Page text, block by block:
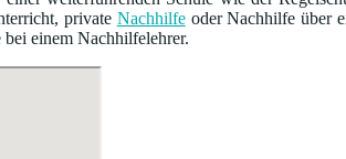
private Nachhilfeoder Nachhilfe über
einem Nachhilfelehrer.